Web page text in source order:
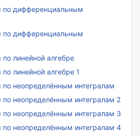
по дифференциальным
по дифференциальным
линейной алгебре
линейной алгебре 1
неопределённым интегралам
неопределённым интегралам 2
неопределённым интегралам 3
неопределённым интегралам 4